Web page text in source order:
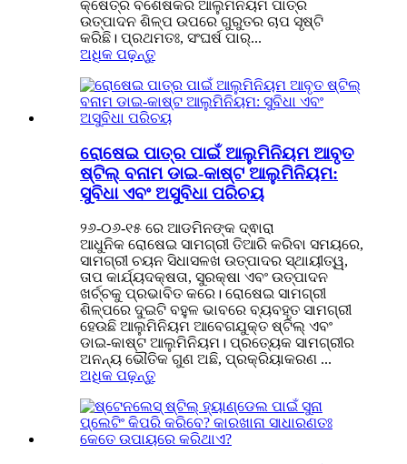
କ୍ଷେତ୍ର ବିଶେଷକରି ଆଲୁମିନିୟମ ପାତ୍ର
ଉତ୍ପାଦନ ଶିଳ୍ପ ଉପରେ ଗୁରୁତର ଚାପ ସୃଷ୍ଟି
କରିଛି। ପ୍ରଥମତଃ, ସଂଘର୍ଷ ପାର୍...
ଅଧିକ ପଢ଼ନ୍ତୁ
ରୋଷେଇ ପାତ୍ର ପାଇଁ ଆଲୁମିନିୟମ ଆବୃତ
ଷ୍ଟିଲ୍ ବନାମ ଡାଇ-କାଷ୍ଟ ଆଲୁମିନିୟମ:
ସୁବିଧା ଏବଂ ଅସୁବିଧା ପରିଚୟ
୨୬-୦୬-୧୫ ରେ ଆଡମିନଙ୍କ ଦ୍ଵାରା
ଆଧୁନିକ ରୋଷେଇ ସାମଗ୍ରୀ ତିଆରି କରିବା ସମୟରେ,
ସାମଗ୍ରୀ ଚୟନ ସିଧାସଳଖ ଉତ୍ପାଦର ସ୍ଥାୟୀତ୍ୱ,
ତାପ କାର୍ଯ୍ୟଦକ୍ଷତା, ସୁରକ୍ଷା ଏବଂ ଉତ୍ପାଦନ
ଖର୍ଚ୍ଚକୁ ପ୍ରଭାବିତ କରେ। ରୋଷେଇ ସାମଗ୍ରୀ
ଶିଳ୍ପରେ ଦୁଇଟି ବହୁଳ ଭାବରେ ବ୍ୟବହୃତ ସାମଗ୍ରୀ
ହେଉଛି ଆଲୁମିନିୟମ ଆବେଗଯୁକ୍ତ ଷ୍ଟିଲ୍ ଏବଂ
ଡାଇ-କାଷ୍ଟ ଆଲୁମିନିୟମ। ପ୍ରତ୍ୟେକ ସାମଗ୍ରୀର
ଅନନ୍ୟ ଭୌତିକ ଗୁଣ ଅଛି, ପ୍ରକ୍ରିୟାକରଣ ...
ଅଧିକ ପଢ଼ନ୍ତୁ